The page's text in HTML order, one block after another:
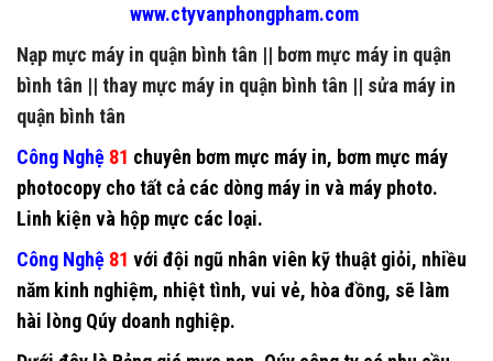
www.ctyvanphongpham.com
Nạp mực máy in quận bình tân || bơm mực máy in quận
bình tân || thay mực máy in quận bình tân || sửa máy in
quận bình tân
Công Nghệ 81 chuyên bơm mực máy in, bơm mực máy
photocopy cho tất cả các dòng máy in và máy photo.
Linh kiện và hộp mực các loại.
Công Nghệ 81 với đội ngũ nhân viên kỹ thuật giỏi, nhiều
năm kinh nghiệm, nhiệt tình, vui vẻ, hòa đồng, sẽ làm
hài lòng Qúy doanh nghiệp.